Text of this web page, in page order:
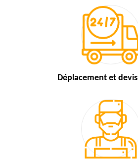
Déplacement et devis